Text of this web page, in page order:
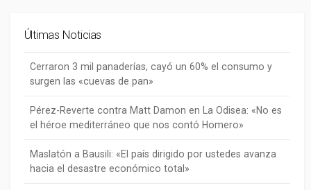
Últimas Noticias
Cerraron 3 mil panaderías, cayó un 60% el consumo y
surgen las «cuevas de pan»
Pérez-Reverte contra Matt Damon en La Odisea: «No es
el héroe mediterráneo que nos contó Homero»
Maslatón a Bausili: «El país dirigido por ustedes avanza
hacia el desastre económico total»